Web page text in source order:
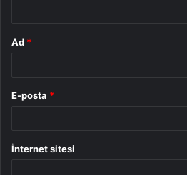
Ad *
E-posta *
İnternet sitesi